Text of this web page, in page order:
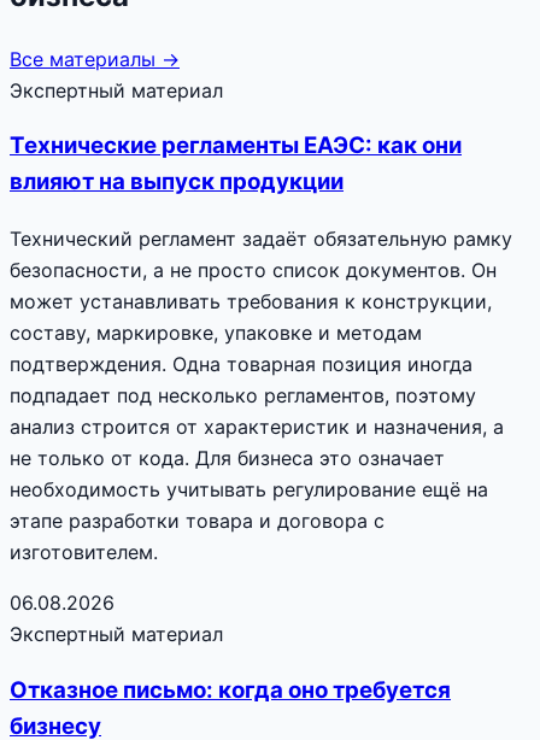
Все материалы →
Экспертный материал
Технические регламенты ЕАЭС: как они
влияют на выпуск продукции
Технический регламент задаёт обязательную рамку
безопасности, а не просто список документов. Он
может устанавливать требования к конструкции,
составу, маркировке, упаковке и методам
подтверждения. Одна товарная позиция иногда
подпадает под несколько регламентов, поэтому
анализ строится от характеристик и назначения, а
не только от кода. Для бизнеса это означает
необходимость учитывать регулирование ещё на
этапе разработки товара и договора с
изготовителем.
06.08.2026
Экспертный материал
Отказное письмо: когда оно требуется
бизнесу